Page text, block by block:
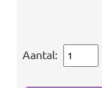
Aantal: